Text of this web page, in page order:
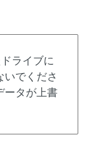
ライブに
でくださ
ータが上書